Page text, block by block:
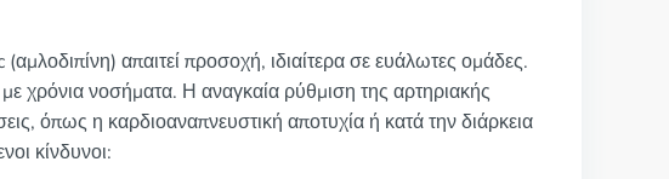
απαιτεί προσοχή, ιδιαίτερα σε ευάλωτες ομάδες.
χρόνια νοσήματα. Η αναγκαία ρύθμιση της αρτηριακής
όπως η καρδιοαναπνευστική αποτυχία ή κατά την διάρκεια
κίνδυνοι: